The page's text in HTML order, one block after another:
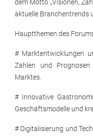
dem Motto „Visionen,
aktuelle Branchentrends
Hauptthemen des
# Marktentwicklungen
Zahlen und
Marktes.​
# Innovative
Geschäftsmodelle und
# Digitalisierung und